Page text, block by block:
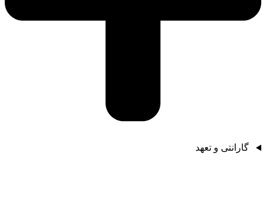
گارانتی و تعهد